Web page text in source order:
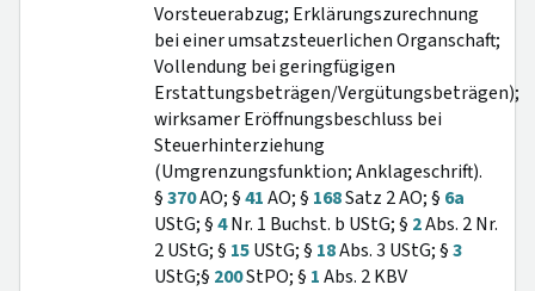
Vorsteuerabzug; Erklärungszurechnung
bei einer umsatzsteuerlichen Organschaft;
Vollendung bei geringfügigen
Erstattungsbeträgen/Vergütungsbeträgen);
wirksamer Eröffnungsbeschluss bei
Steuerhinterziehung
(Umgrenzungsfunktion; Anklageschrift).
§370AO; §41AO; § 168Satz 2 AO; § 6a
UStG; §4Nr. 1 Buchst. b UStG; § 2Abs. 2 Nr.
2 UStG; § 15UStG; § 18Abs. 3 UStG; §3
UStG;§ 200StPO; § 1Abs. 2 KBV